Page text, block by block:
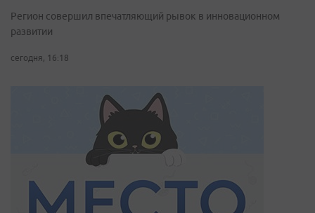
Регион совершил впечатляющий рывок в инновационном
развитии
сегодня, 16:18